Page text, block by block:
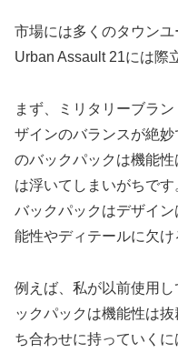
市場には多くのタウンユ
Urban Assault 21には際
まず、ミリタリーブラ
ザインのバランスが絶
のバックパックは機能
は浮いてしまいがちで
バックパックはデザイ
能性やディテールに欠け
例えば、私が以前使用
ックパックは機能性は
ち合わせに持っていくに